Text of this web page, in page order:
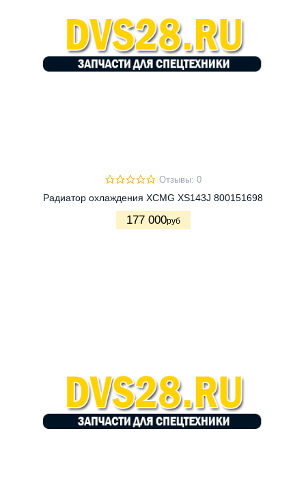
Отзывы: 0
Радиатор охлаждения XCMG XS143J 800151698
177 000руб